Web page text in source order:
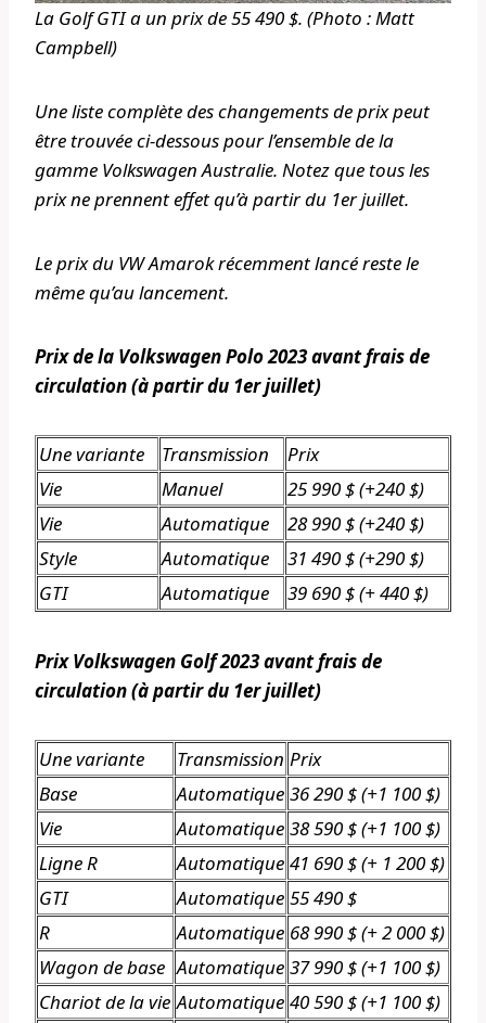
La Golf GTI a un prix de 55 490 $. (Photo : Matt
Campbell)
Une liste complète des changements de prix peut
être trouvée ci-dessous pour l’ensemble de la
gamme Volkswagen Australie. Notez que tous les
prix ne prennent effet qu’à partir du 1er juillet.
Le prix du VW Amarok récemment lancé reste le
même qu’au lancement.
Prix ​​de la Volkswagen Polo 2023 avant frais de
circulation (à partir du 1er juillet)
Une variante Transmission
Prix
Vie
Manuel
25 990 $ (+240 $)
Vie
Automatique
28 990 $ (+240 $)
Style
Automatique
31 490 $ (+290 $)
GTI
Automatique 39 690 $ (+ 440 $)
Prix ​​Volkswagen Golf 2023 avant frais de
circulation (à partir du 1er juillet)
Une variante Transmission Prix
Base
Automatique 36 290 $ (+1 100 $)
Vie
Automatique 38 590 $ (+1 100 $)
Ligne R
Automatique 41 690 $ (+ 1 200 $)
GTI
Automatique 55 490 $
R
Automatique 68 990 $ (+ 2 000 $)
Wagon de base Automatique 37 990 $ (+1 100 $)
Chariot de la vie Automatique 40 590 $ (+1 100 $)